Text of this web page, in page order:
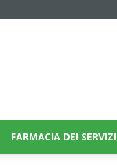
FARMACIA DEI SERVIZI